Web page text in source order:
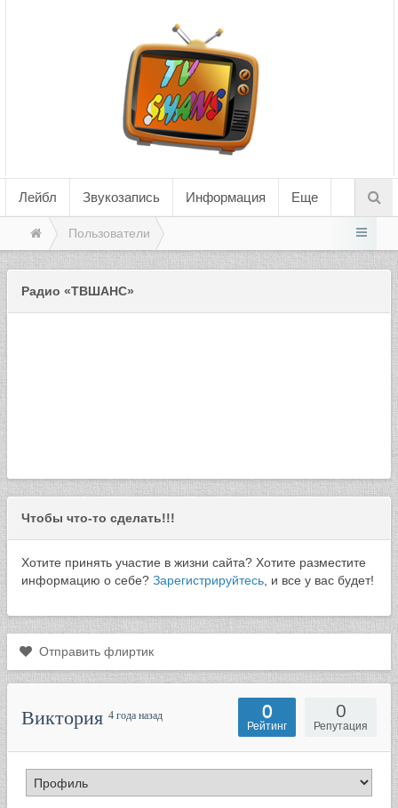
Лейбл Звукозапись Информация Еще
Пользователи
Радио «ТВШАНС»
Чтобы что-то сделать!!!
Хотите принять участие в жизни сайта? Хотите разместите
информацию о себе? Зарегистрируйтесь , и все у вас будет!
Отправить флиртик
Виктория 4 года назад 0
Репутация
0
Рейтинг